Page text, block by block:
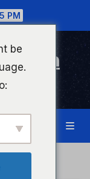
PM
be